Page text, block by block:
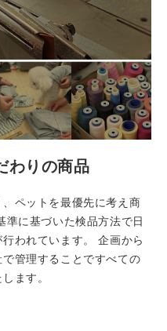
わりの商品
ペットを最優先に考え商
準に基づいた検品方法で日
われています。 企画から
管理することですべての
ます。